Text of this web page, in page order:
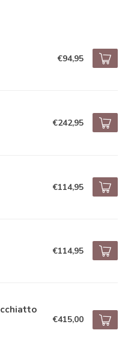
€94,95
€242,95
€114,95
€114,95
€415,00